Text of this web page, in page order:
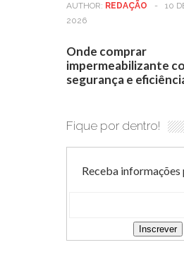
AUTHOR: REDAÇÃO -
10
2026
Onde comprar
impermeabilizante
segurança e
Fique por dentro!
Receba informações